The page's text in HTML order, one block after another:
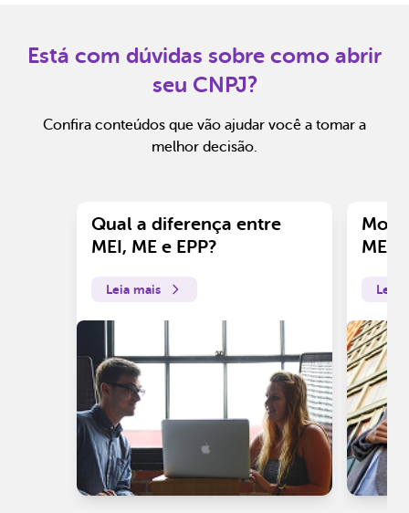
Está com dúvidas sobre como abrir
seu CNPJ?
Confira conteúdos que vão ajudar você a tomar a
melhor decisão.
Qual a diferença entre
MEI, ME e EPP?
Leia mais
ME?
Leia